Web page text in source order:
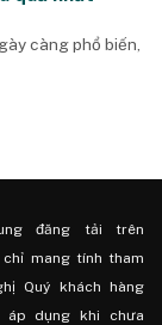
càng phổ biến,
đăng tải trên
mang tính tham
Quý khách hàng
dụng khi chưa